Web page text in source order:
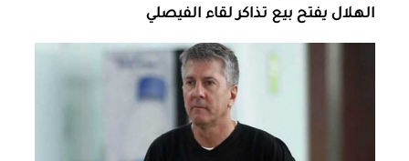
الهلال يفتح بيع تذاكر لقاء الفيصلي